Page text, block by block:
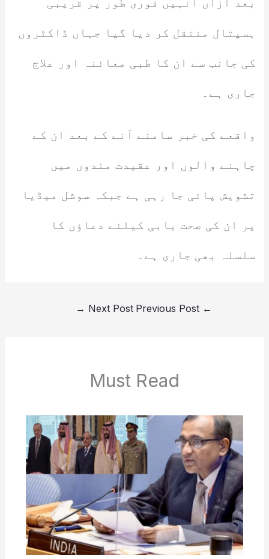
ہسپتال منتقل کر دیا گیا جہاں ڈاکٹروں
کی جانب سے ان کا طبی معائنہ اور علاج
جاری ہے۔
واقعے کی خبر سامنے آنے کے بعد ان کے
چاہنے والوں اور عقیدت مندوں میں
تشویش پائی جا رہی ہے جبکہ سوشل میڈیا
پر ان کی صحت یابی کیلئے دعاؤں کا
سلسلہ بھی جاری ہے۔
←
Next Post
→
Must Read